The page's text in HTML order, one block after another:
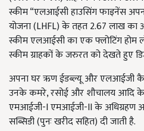
स्कीम “एलआईसी हाउसिंग फाइनेंस
योजना (LHFL) के तहत 2.67 लाख का
स्कीम एलआईसी का एक फ्लोटिंग होम
स्कीम ग्राहकों के जरुरत को देखते हुए
अपना घर ऋण ईडब्ल्यू और एलआईजी
उनके कमरे, रसोई और शौचालय आदि के
एमआईजी-I एमआईजी-II के अधिग्रहण
सब्सिडी (पुनः खरीद सहित) दी जाती है.